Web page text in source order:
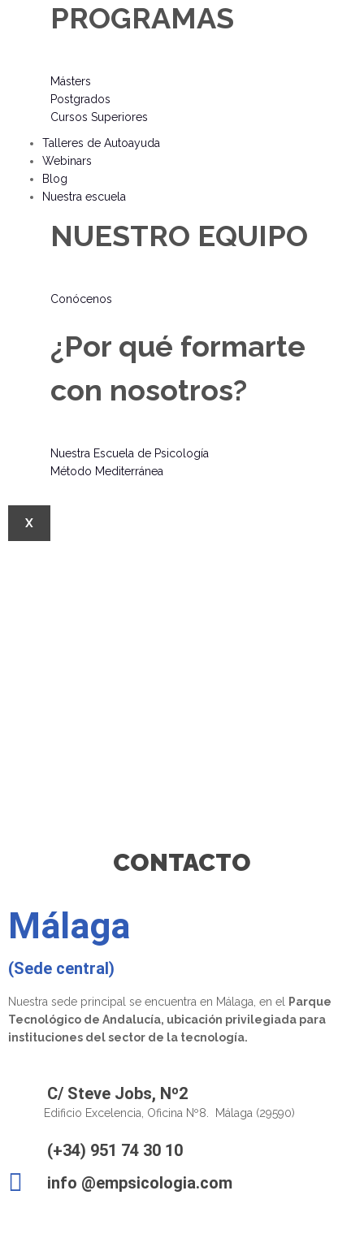
PROGRAMAS
Másters
Postgrados
Cursos Superiores
Talleres de Autoayuda
Webinars
Blog
Nuestra escuela
NUESTRO EQUIPO
Conócenos
¿Por qué formarte
con nosotros?
Nuestra Escuela de Psicología
Método Mediterránea
X
CONTACTO
Málaga
(Sede central)
Nuestra sede principal se encuentra en Málaga, en el
Parque
Tecnológico de Andalucía, ubicación privilegiada para
instituciones del sector de la tecnología.
C/ Steve Jobs, Nº2
Edificio Excelencia, Oficina Nº8. Málaga (29590)
(+34) 951 74 30 10
info @empsicologia.com